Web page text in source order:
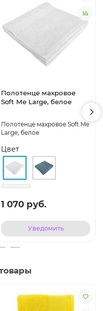
Полотенце махровое
Soft Me Large, белое
Полотенце махровое Soft Me
Large, белое
Цвет
1 070 руб.
Уведомить